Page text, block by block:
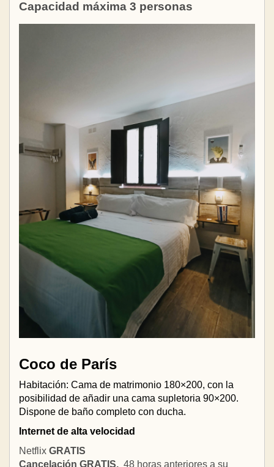
Capacidad máxima 3 personas
Coco de París
Habitación: Cama de matrimonio 180×200, con la
posibilidad de añadir una cama supletoria 90×200.
Dispone de baño completo con ducha.
Internet de alta velocidad
Netflix GRATIS
Cancelación GRATIS, 48 horas anteriores a su